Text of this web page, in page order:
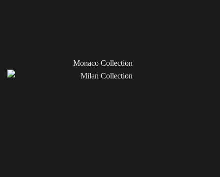
Monaco Collection